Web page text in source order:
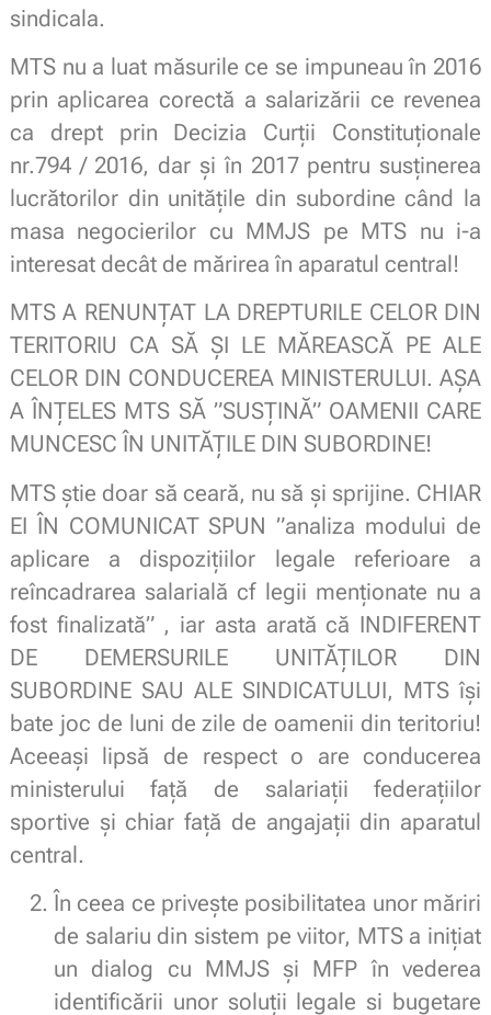
sindicala.
MTS nu a luat măsurile ce se impuneau în 2016
prin aplicarea corectă a salarizării ce revenea
ca drept prin Decizia Curții Constituționale
nr.794 / 2016, dar și în 2017 pentru susținerea
lucrătorilor din unitățile din subordine când la
masa negocierilor cu MMJS pe MTS nu i-a
interesat decât de mărirea în aparatul central!
MTS A RENUNȚAT LA DREPTURILE CELOR DIN
TERITORIU CA SĂ ȘI LE MĂREASCĂ PE ALE
CELOR DIN CONDUCEREA MINISTERULUI. AȘA
A ÎNȚELES MTS SĂ ”SUSȚINĂ” OAMENII CARE
MUNCESC ÎN UNITĂȚILE DIN SUBORDINE!
MTS știe doar să ceară, nu să și sprijine. CHIAR
EI ÎN COMUNICAT SPUN ”analiza modului de
aplicare a dispoziţiilor legale referioare a
reîncadrarea salarială cf legii menţionate nu a
fost finalizată” , iar asta arată că INDIFERENT
DE DEMERSURILE UNITĂȚILOR DIN
SUBORDINE SAU ALE SINDICATULUI, MTS își
bate joc de luni de zile de oamenii din teritoriu!
Aceeași lipsă de respect o are conducerea
ministerului față de salariații federațiilor
sportive și chiar față de angajații din aparatul
central.
În ceea ce priveşte posibilitatea unor măriri
de salariu din sistem pe viitor, MTS a iniţiat
un dialog cu MMJS şi MFP în vederea
identificării unor soluţii legale si bugetare